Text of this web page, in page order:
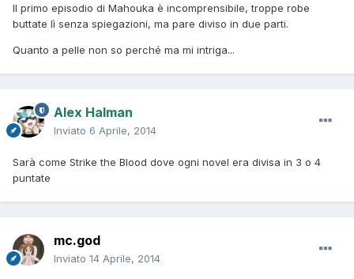
Il primo episodio di Mahouka è incomprensibile, troppe robe
buttate lì senza spiegazioni, ma pare diviso in due parti.
Quanto a pelle non so perché ma mi intriga...
Alex Halman
Inviato 6 Aprile, 2014
Sarà come Strike the Blood dove ogni novel era divisa in 3 o 4
puntate
mc.god
Inviato 14 Aprile, 2014